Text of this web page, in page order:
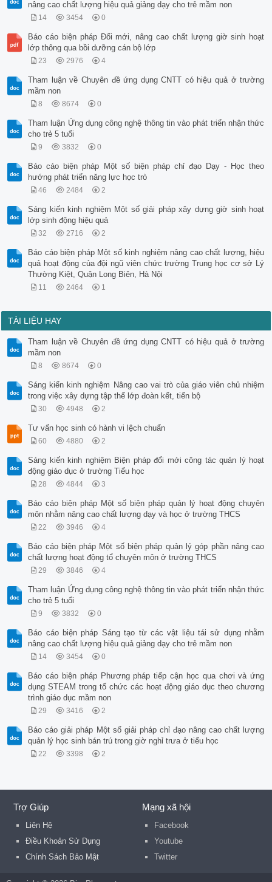
nâng cao chất lượng hiệu quả giảng dạy cho trẻ mầm non
14 3454 0
Báo cáo biện pháp Đổi mới, nâng cao chất lượng giờ sinh hoạt
lớp thông qua bồi dưỡng cán bộ lớp
23 2976 4
Tham luận về Chuyên đề ứng dụng CNTT có hiệu quả ở trường
mầm non
8 8674 0
Tham luận Ứng dụng công nghệ thông tin vào phát triển nhận thức
cho trẻ 5 tuổi
9 3832 0
Báo cáo biện pháp Một số biện pháp chỉ đạo Dạy - Học theo
hướng phát triển năng lực học trò
46 2484 2
Sáng kiến kinh nghiệm Một số giải pháp xây dựng giờ sinh hoạt
lớp sinh động hiệu quả
32 2716 2
Báo cáo biện pháp Một số kinh nghiệm nâng cao chất lượng, hiệu
quả hoạt động của đội ngũ viên chức trường Trung học cơ sở Lý
Thường Kiệt, Quận Long Biên, Hà Nội
11 2464 1
TÀI LIỆU HAY
Tham luận về Chuyên đề ứng dụng CNTT có hiệu quả ở trường
mầm non
8 8674 0
Sáng kiến kinh nghiệm Nâng cao vai trò của giáo viên chủ nhiệm
trong việc xây dựng tập thể lớp đoàn kết, tiến bộ
30 4948 2
Tư vấn học sinh có hành vi lệch chuẩn
60 4880 2
Sáng kiến kinh nghiệm Biện pháp đổi mới công tác quản lý hoạt
động giáo dục ở trường Tiểu học
28 4844 3
Báo cáo biện pháp Một số biện pháp quản lý hoạt động chuyên
môn nhằm nâng cao chất lượng dạy và học ở trường THCS
22 3946 4
Báo cáo biện pháp Một số biện pháp quản lý góp phần nâng cao
chất lượng hoạt động tổ chuyên môn ở trường THCS
29 3846 4
Tham luận Ứng dụng công nghệ thông tin vào phát triển nhận thức
cho trẻ 5 tuổi
9 3832 0
Báo cáo biện pháp Sáng tạo từ các vật liệu tái sử dụng nhằm
nâng cao chất lượng hiệu quả giảng dạy cho trẻ mầm non
14 3454 0
Báo cáo biện pháp Phương pháp tiếp cận học qua chơi và ứng
dụng STEAM trong tổ chức các hoạt động giáo dục theo chương
trình giáo dục mầm non
29 3416 2
Báo cáo giải pháp Một số giải pháp chỉ đạo nâng cao chất lượng
quản lý học sinh bán trú trong giờ nghỉ trưa ở tiểu học
22 3398 2
Trợ Giúp
Liên Hệ
Điều Khoản Sử Dụng
Chính Sách Bảo Mật
Mạng xã hội
Facebook
Youtube
Twitter